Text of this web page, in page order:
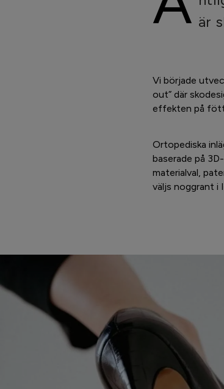
är
Vi började
out” där
effekten på
Ortopediska
baserade på
materialval,
väljs noggrant i